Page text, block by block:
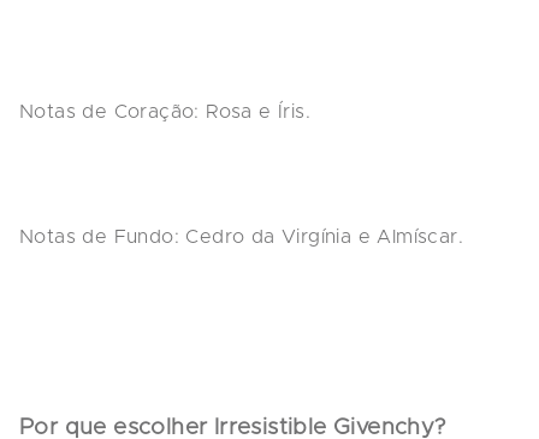
Notas de Coração: Rosa e Íris.
Notas de Fundo: Cedro da Virgínia e Almíscar.
Por que escolher Irresistible Givenchy?